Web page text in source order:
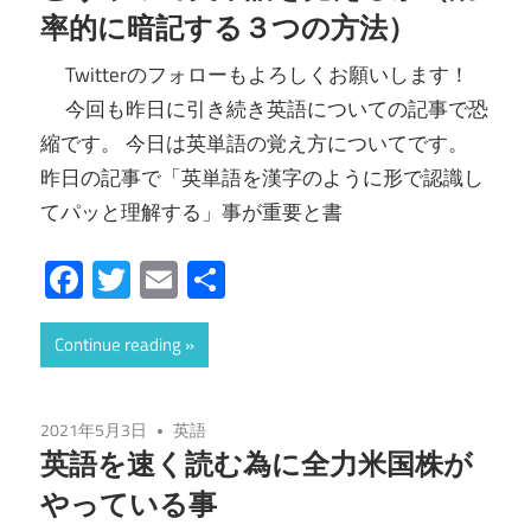
率的に暗記する３つの方法）
Twitterのフォローもよろしくお願いします！
今回も昨日に引き続き英語についての記事で恐
縮です。 今日は英単語の覚え方についてです。
昨日の記事で「英単語を漢字のように形で認識し
てパッと理解する」事が重要と書
Facebook
Twitter
Email
Continue reading
2021年5月3日 英語
英語を速く読む為に全力米国株が
やっている事